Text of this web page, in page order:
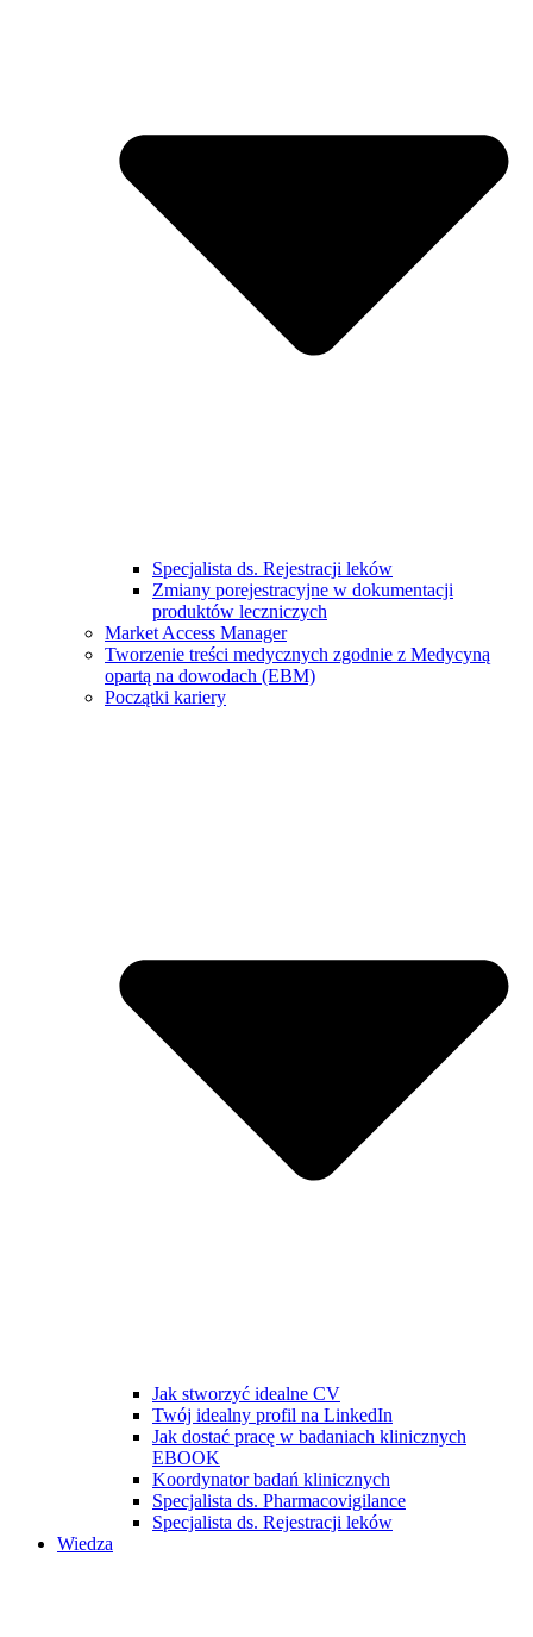
Specjalista ds. Rejestracji leków
Zmiany porejestracyjne w dokumentacji
produktów leczniczych
Market Access Manager
Tworzenie treści medycznych zgodnie z Medycyną
opartą na dowodach (EBM)
Początki kariery
Jak stworzyć idealne CV
Twój idealny profil na LinkedIn
Jak dostać pracę w badaniach klinicznych
EBOOK
Koordynator badań klinicznych
Specjalista ds. Pharmacovigilance
Specjalista ds. Rejestracji leków
Wiedza